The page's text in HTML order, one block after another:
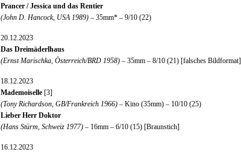
Prancer / Jessica und das Rentier
(John D. Hancock, USA 1989) – 35mm* – 9/10 (22)
20.12.2023
Das Dreimäderlhaus
(Ernst Marischka, Österreich/BRD 1958) – 35mm – 8/10 (21) [falsches Bildformat]
18.12.2023
Mademoiselle [3]
(Tony Richardson, GB/Frankreich 1966) – Kino (35mm) – 10/10 (25)
Lieber Herr Doktor
(Hans Stürm, Schweiz 1977) – 16mm – 6/10 (15) [Braunstich]
16.12.2023